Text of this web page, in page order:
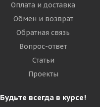
Оплата и доставка
Обмен и возврат
Обратная связь
Вопрос-ответ
Статьи
Проекты
Будьте всегда в курсе!